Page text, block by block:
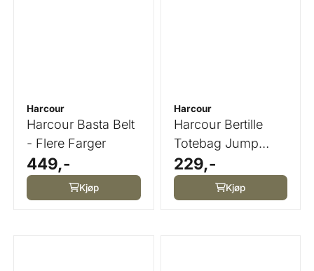
Harcour
Harcour Basta Belt
- Flere Farger
449,-
Kjøp
Harcour
Harcour Bertille
Totebag Jump
Shell Grapefruit
229,-
Kjøp